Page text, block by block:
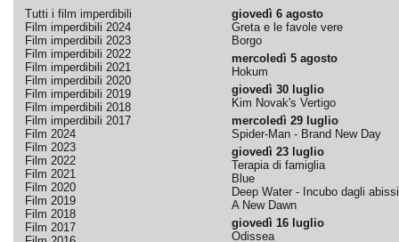
Tutti i film imperdibili
Film imperdibili 2024
Film imperdibili 2023
Film imperdibili 2022
Film imperdibili 2021
Film imperdibili 2020
Film imperdibili 2019
Film imperdibili 2018
Film imperdibili 2017
Film 2024
Film 2023
Film 2022
Film 2021
Film 2020
Film 2019
Film 2018
Film 2017
giovedì 6 agosto
Greta e le favole vere
Borgo
mercoledì 5 agosto
Hokum
giovedì 30 luglio
Kim Novak's Vertigo
mercoledì 29 luglio
Spider-Man - Brand New Day
giovedì 23 luglio
Terapia di famiglia
Blue
Deep Water - Incubo dagli abissi
A New Dawn
giovedì 16 luglio
Odissea